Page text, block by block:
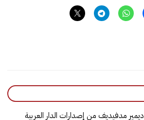
مدفيديف من إصدارات الدار العربية